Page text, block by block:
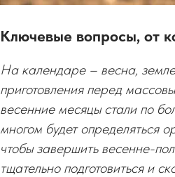
Ключевые вопросы, от
На календаре – весна,
приготовления перед
весенние месяцы стали по
многом будет определяться
чтобы завершить весенне-
тщательно подготовиться и